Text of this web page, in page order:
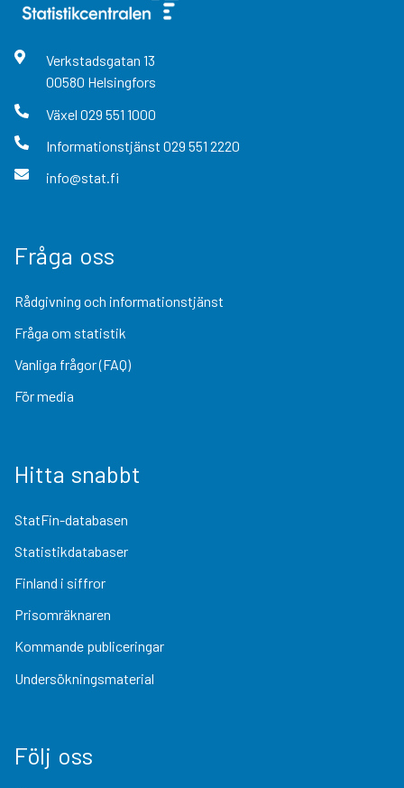
Verkstadsgatan 13
00580 Helsingfors
Växel 029 551 1000
Informationstjänst 029 551 2220
info@stat.fi
Fråga oss
Rådgivning och informationstjänst
Fråga om statistik
Vanliga frågor (FAQ)
För media
Hitta snabbt
StatFin-databasen
Statistikdatabaser
Finland i siffror
Prisomräknaren
Kommande publiceringar
Undersökningsmaterial
Följ oss